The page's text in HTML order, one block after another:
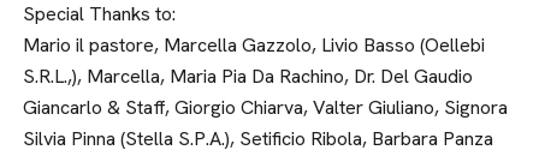
Special Thanks to:
Mario il pastore, Marcella Gazzolo, Livio Basso (Oellebi
S.R.L.,), Marcella, Maria Pia Da Rachino, Dr. Del Gaudio
Giancarlo & Staff, Giorgio Chiarva, Valter Giuliano, Signora
Silvia Pinna (Stella S.P.A.), Setificio Ribola, Barbara Panza